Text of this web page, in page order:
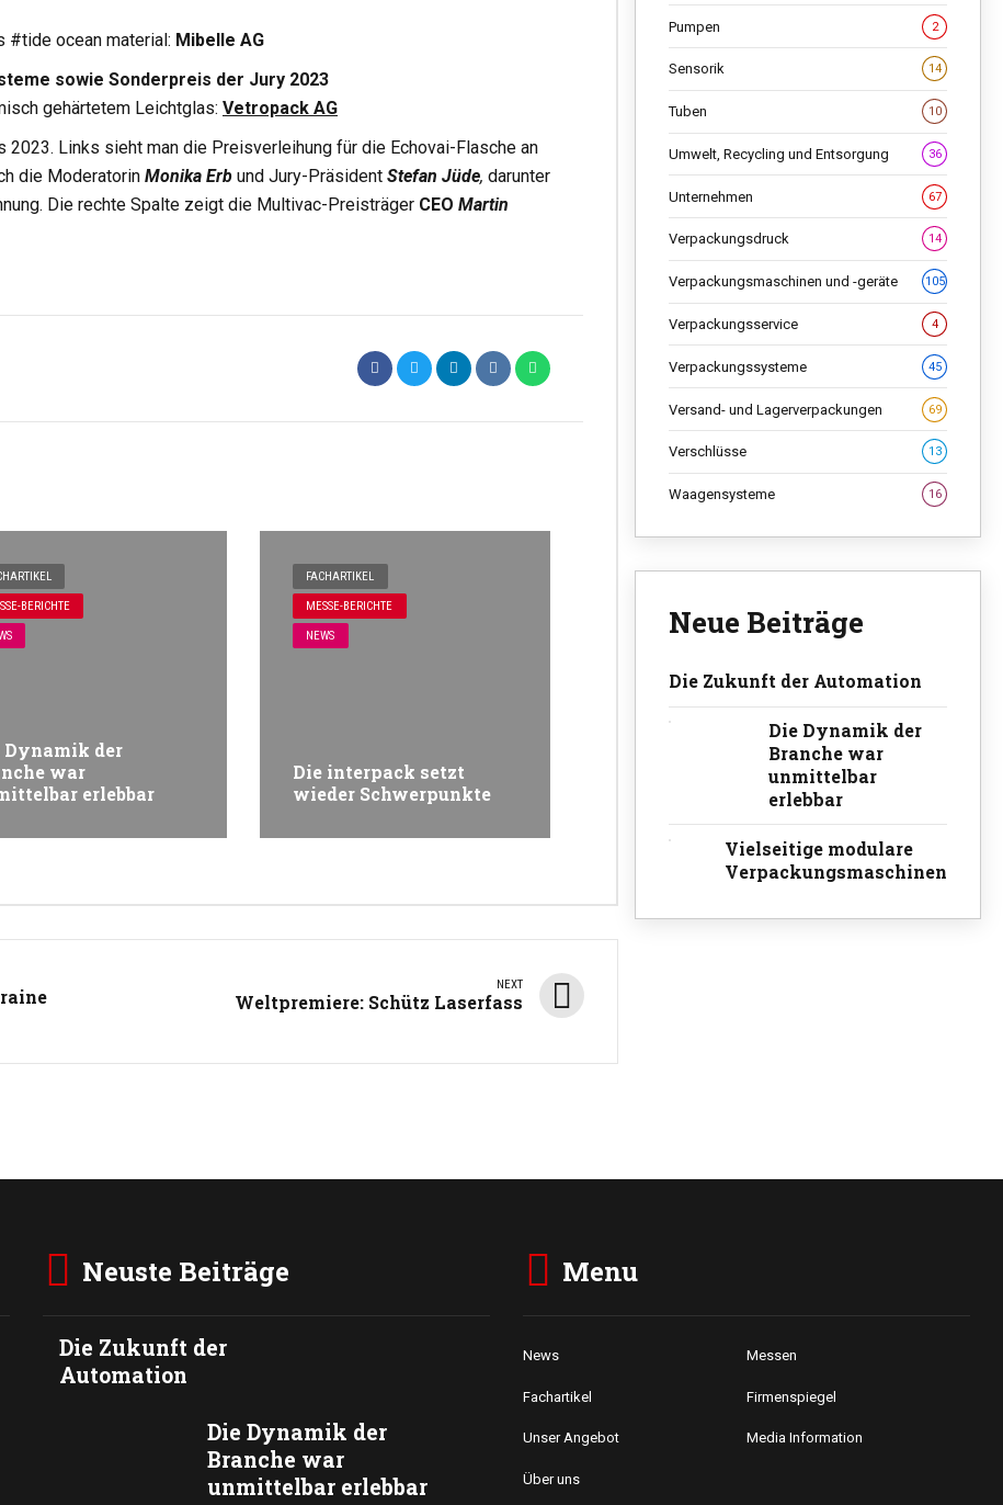
#tide ocean material: Mibelle AG
sowie Sonderpreis der Jury 2023
gehärtetem Leichtglas: Vetropack AG
Links sieht man die Preisverleihung für die Echovai-Flasche an
die Moderatorin Monika Erb und Jury-Präsident Stefan Jüde, darunter
Die rechte Spalte zeigt die Multivac-Preisträger CEO Martin
BERICHTE
Dynamik der
war
erlebbar
FACHARTIKEL
MESSE-BERICHTE
NEWS
Die interpack setzt
wieder Schwerpunkte
NEXT
Weltpremiere: Schütz Laserfass
Pumpen 2
Sensorik 14
Tuben 10
Umwelt, Recycling und Entsorgung 36
Unternehmen 67
Verpackungsdruck 14
Verpackungsmaschinen und -geräte 105
Verpackungsservice 4
Verpackungssysteme 45
Versand- und Lagerverpackungen 69
Verschlüsse 13
Waagensysteme 16
Neue Beiträge
Die Zukunft der Automation
Die Dynamik der
Branche war
unmittelbar
erlebbar
Vielseitige modulare
Verpackungsmaschinen
Neuste Beiträge
Die Zukunft der
Automation
Die Dynamik der
Branche war
unmittelbar erlebbar
Menu
News Messen
Fachartikel Firmenspiegel
Unser Angebot Media Information
Über uns